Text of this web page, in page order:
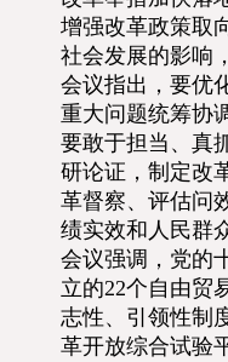
增强改革政策取
社会发展的影响
会议指出，要优
重大问题统筹协
要敢于担当、真
研论证，制定改
革督察、评估问
绩实效和人民群
会议强调，党的
立的22个自由贸
志性、引领性制
革开放综合试验